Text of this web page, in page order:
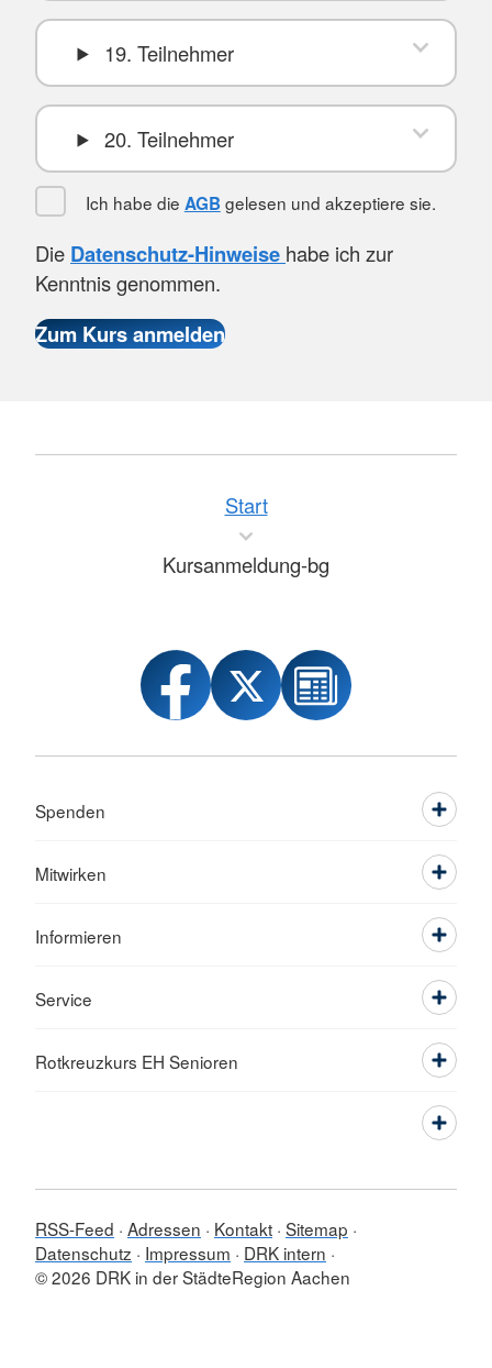
19. Teilnehmer
20. Teilnehmer
Ich habe die AGB gelesen und akzeptiere sie.
Die Datenschutz-Hinweise habe ich zur
Kenntnis genommen.
Start
Kursanmeldung-bg
Spenden
Mitwirken
Informieren
Service
Rotkreuzkurs EH Senioren
RSS-Feed Adressen Kontakt Sitemap
Datenschutz
Impressum
DRK intern
© 2026 DRK in der StädteRegion Aachen